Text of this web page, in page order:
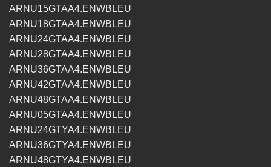
ARNU15GTAA4.ENWBLEU
ARNU18GTAA4.ENWBLEU
ARNU24GTAA4.ENWBLEU
ARNU28GTAA4.ENWBLEU
ARNU36GTAA4.ENWBLEU
ARNU42GTAA4.ENWBLEU
ARNU48GTAA4.ENWBLEU
ARNU05GTAA4.ENWBLEU
ARNU24GTYA4.ENWBLEU
ARNU36GTYA4.ENWBLEU
ARNU48GTYA4.ENWBLEU